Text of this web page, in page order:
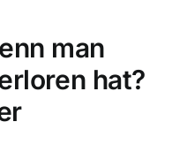
man
hat?